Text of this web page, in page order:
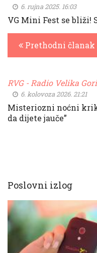
6. rujna 2025. 16:03
VG Mini Fest se bliži!
Prethodni članak
RVG - Radio Velika
6. kolovoza 2026. 21:21
Misteriozni noćni
da dijete jauče”
Poslovni izlog